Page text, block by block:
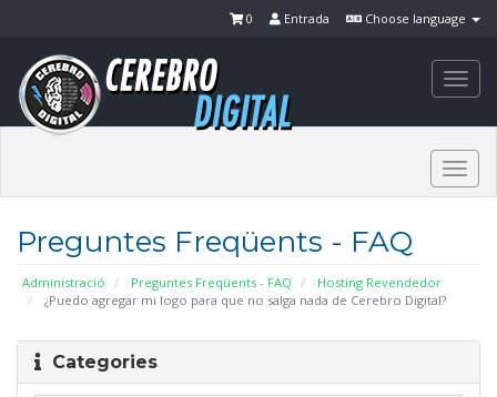
Choose language
Entrada
0
Preguntes Freqüents - FAQ
Administració Preguntes Freqüents - FAQ
Hosting Revendedor
¿Puedo agregar mi logo para que no salga nada de Cerebro Digital?
Categories